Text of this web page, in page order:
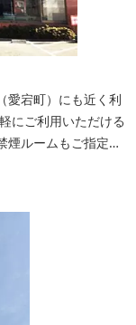
愛宕町）にも近く利
にご利用いただける
煙ルームもご指定い
ムドリンクサービス